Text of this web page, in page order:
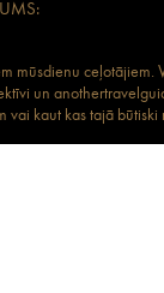
mūsdienu
un
kaut kas tajā